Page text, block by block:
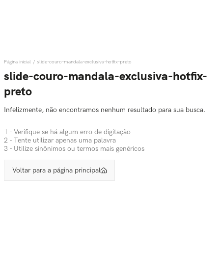
slide-couro-mandala-exclusiva-hotfix-preto
slide-couro-mandala-exclusiva-hotfix-
preto
Infelizmente, não encontramos nenhum resultado para sua busca.
1 - Verifique se há algum erro de digitação
2 - Tente utilizar apenas uma palavra
3 - Utilize sinônimos ou termos mais genéricos
Voltar para a página principal